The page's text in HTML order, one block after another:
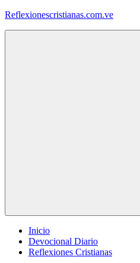
Saltar
Reflexionescristianas.com.ve
Inicio
Devocional Diario
Reflexiones Cristianas